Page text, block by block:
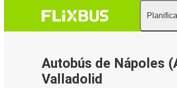
Autobús de Nápoles
Valladolid